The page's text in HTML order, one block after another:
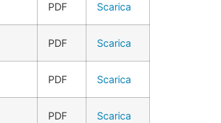
PDF Scarica
PDF Scarica
PDF Scarica
PDF Scarica